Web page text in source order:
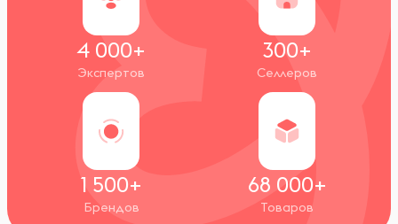
4 000+
Экспертов
300+
Селлеров
1 500+
Брендов
68 000+
Товаров